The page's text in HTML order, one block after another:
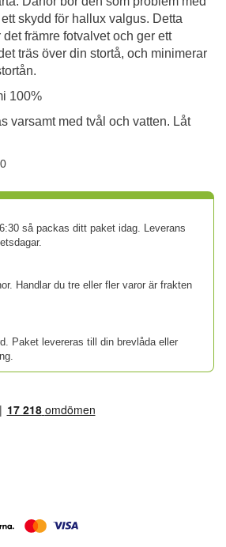
skydd för hallux valgus. Detta
främre fotvalvet och ger ett
träs över din stortå, och minimerar
100%
varsamt med tvål och vatten. Låt
så packas ditt paket idag. Leverans
Handlar du tre eller fler varor är frakten
Paket levereras till din brevlåda eller